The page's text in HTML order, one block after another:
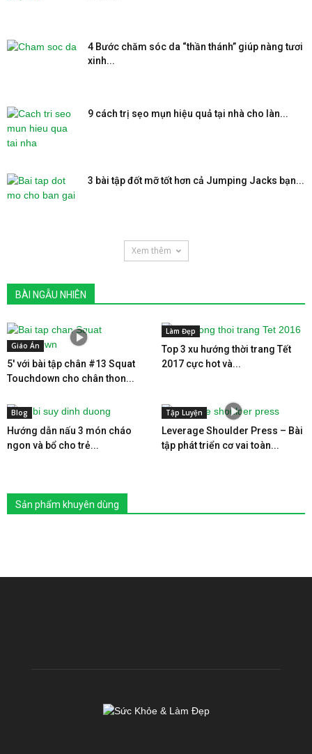
4 Bước chăm sóc da “thần thánh” giúp nàng tươi
xinh...
9 cách trị sẹo mụn hiệu quả tại nhà cho làn...
3 bài tập đốt mỡ tốt hơn cả Jumping Jacks bạn...
Xem thêm
BÀI NGẪU NHIÊN
Giáo Án
5′ với bài tập chân #13 Squat
Touchdown cho chân thon...
Làm Đẹp
Top 3 xu hướng thời trang Tết
2017 cực hot và...
Blog
Hướng dẫn nấu 3 món cháo
ngon và bổ cho trẻ...
Tập Luyện
Leverage Shoulder Press – Bài
tập phát triển cơ vai toàn...
Sản phẩm khuyên dùng